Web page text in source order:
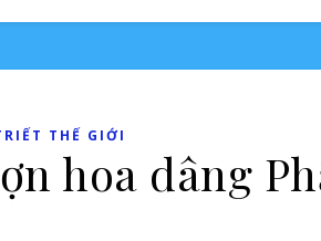
THẾ GIỚI
hoa dâng